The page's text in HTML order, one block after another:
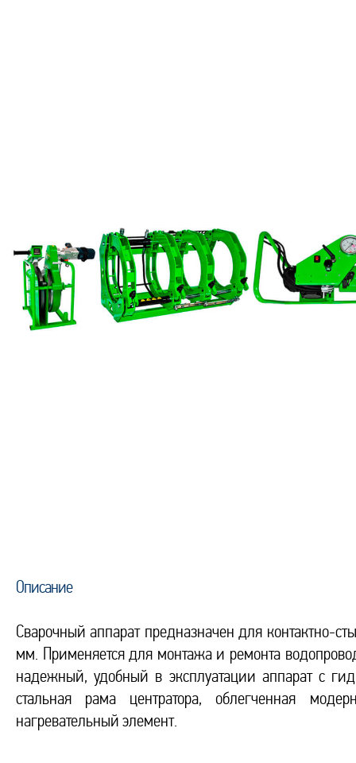
Описание
Сварочный аппарат предназначен для контактно-
мм. Применяется для монтажа и ремонта
надежный, удобный в эксплуатации аппарат с
стальная рама центратора, облегченная
нагревательный элемент.